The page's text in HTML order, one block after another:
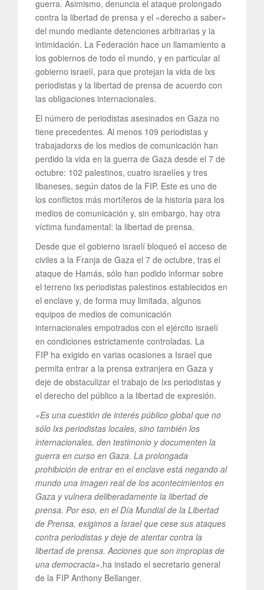
guerra. Asimismo, denuncia el ataque prolongado
contra la libertad de prensa y el «derecho a saber»
del mundo mediante detenciones arbitrarias y la
intimidación. La Federación hace un llamamiento a
los gobiernos de todo el mundo, y en particular al
gobierno israelí, para que protejan la vida de lxs
periodistas y la libertad de prensa de acuerdo con
las obligaciones internacionales.
El número de periodistas asesinados en Gaza no
tiene precedentes. Al menos 109 periodistas y
trabajadorxs de los medios de comunicación han
perdido la vida en la guerra de Gaza desde el 7 de
octubre: 102 palestinos, cuatro israelíes y tres
libaneses, según datos de la FIP. Este es uno de
los conflictos más mortíferos de la historia para los
medios de comunicación y, sin embargo, hay otra
víctima fundamental: la libertad de prensa.
Desde que el gobierno israelí bloqueó el acceso de
civiles a la Franja de Gaza el 7 de octubre, tras el
ataque de Hamás, sólo han podido informar sobre
el terreno lxs periodistas palestinos establecidos en
el enclave y, de forma muy limitada, algunos
equipos de medios de comunicación
internacionales empotrados con el ejército israelí
en condiciones estrictamente controladas. La
FIP ha exigido en varias ocasiones a Israel que
permita entrar a la prensa extranjera en Gaza y
deje de obstaculizar el trabajo de lxs periodistas y
el derecho del público a la libertad de expresión.
«Es una cuestión de interés público global que no
sólo lxs periodistas locales, sino también los
internacionales, den testimonio y documenten la
guerra en curso en Gaza. La prolongada
prohibición de entrar en el enclave está negando al
mundo una imagen real de los acontecimientos en
Gaza y vulnera deliberadamente la libertad de
prensa. Por eso, en el Día Mundial de la Libertad
de Prensa, exigimos a Israel que cese sus ataques
contra periodistas y deje de atentar contra la
libertad de prensa. Acciones que son impropias de
una democracia»,ha instado el secretario general
de la FIP Anthony Bellanger.